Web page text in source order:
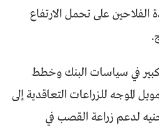
25 و 70% لمساعدة الفلاحين على تحمل الارتفاع
في سياسات البنك وخطط
الموجه للزراعات التعاقدية إلى
من بينها 1.6 مليار جنيه لدعم زراعة القصب في